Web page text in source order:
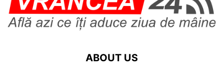
ABOUT US